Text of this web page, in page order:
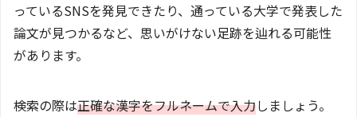
っているSNSを発見できたり、通っている大学で発表した
論文が見つかるなど、思いがけない足跡を辿れる可能性
があります。
検索の際は正確な漢字をフルネームで入力しましょう。